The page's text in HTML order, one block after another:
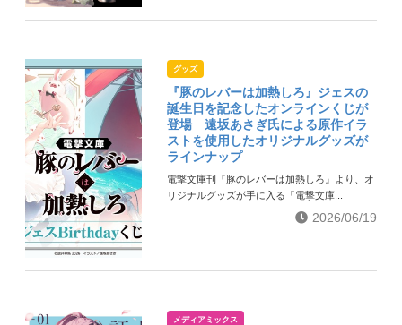
グッズ
『豚のレバーは加熱しろ』ジェスの
誕生日を記念したオンラインくじが
登場 遠坂あさぎ氏による原作イラ
ストを使用したオリジナルグッズが
ラインナップ
電撃文庫刊『豚のレバーは加熱しろ』より、オ
リジナルグッズが手に入る「電撃文庫...
2026/06/19
メディアミックス